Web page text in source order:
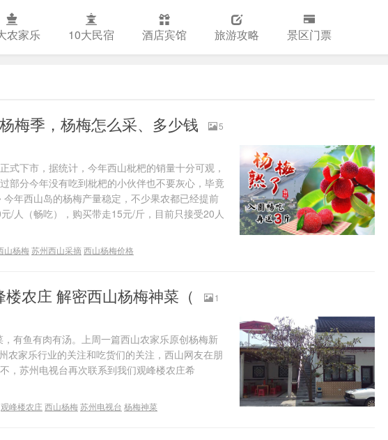
农家乐 10大民宿 酒店宾馆 旅游攻略 景区门票
梅季，杨梅怎么采、多少钱
5
式下市，据统计，今年西山枇杷的销量十分可观，
部分今年没有吃到枇杷的小伙伴也不要灰心，毕竟
年西山岛的杨梅产量稳定，不少果农都已经提前
/人（畅吃），购买带走15元/斤，目前只接受20人
山杨梅苏州西山采摘西山杨梅价格
农庄 解密西山杨梅神菜（
1
有鱼有肉有汤。上周一篇西山农家乐原创杨梅新
农家乐行业的关注和吃货们的关注，西山网友在朋
，苏州电视台再次联系到我们观峰楼农庄希
观峰楼农庄 西山杨梅苏州电视台 杨梅神菜